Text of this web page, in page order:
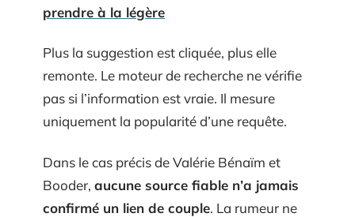
prendre à la légère
Plus la suggestion est cliquée, plus elle
remonte. Le moteur de recherche ne vérifie
pas si l’information est vraie. Il mesure
uniquement la popularité d’une requête.
Dans le cas précis de Valérie Bénaïm et
Booder, aucune source fiable n’a jamais
confirmé un lien de couple. La rumeur ne